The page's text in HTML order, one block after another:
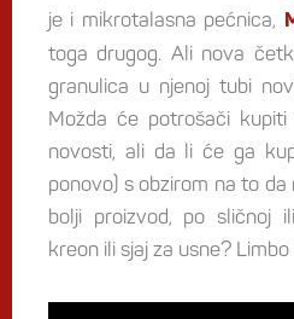
je i mikrotalasna pećnica,
toga drugog. Ali nova
granulica u njenoj tubi
Možda će potrošači
novosti, ali da li će ga
ponovo) s obzirom na to
bolji proizvod, po sličnoj
kreon ili sjaj za usne?